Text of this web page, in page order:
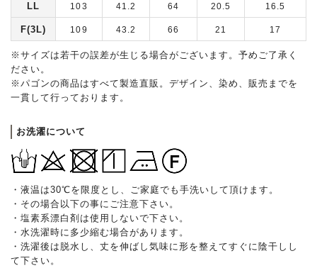
LL 103 41.2 64 20.5 16.5
F(3L) 109 43.2 66 21 17
※サイズは若干の誤差が生じる場合がございます。予めご了承く
ださい。
※パゴンの商品はすべて製造直販。デザイン、染め、販売までを
一貫して行っております。
お洗濯について
・液温は30℃を限度とし、ご家庭でも手洗いして頂けます。
・その場合以下の事にご注意下さい。
・塩素系漂白剤は使用しないで下さい。
・水洗濯時に多少縮む場合があります。
・洗濯後は脱水し、丈を伸ばし気味に形を整えてすぐに陰干しし
て下さい。